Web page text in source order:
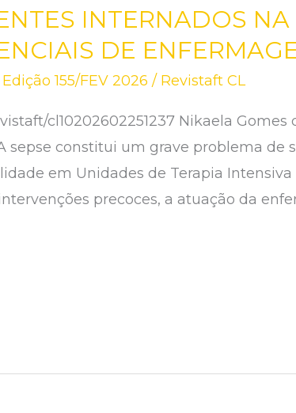
INTERNADOS
DE
155/FEV 2026 / Revistaft CL
cl10202602251237 Nikaela
sepse constitui um grave problema de
em Unidades de Terapia Intensiva
precoces, a atuação da